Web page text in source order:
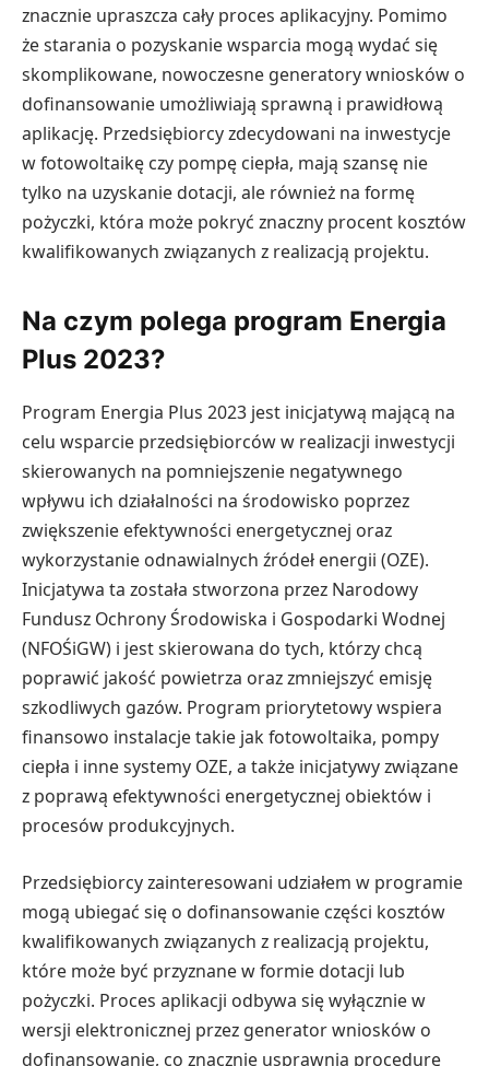
znacznie upraszcza cały proces aplikacyjny. Pomimo
że starania o pozyskanie wsparcia mogą wydać się
skomplikowane, nowoczesne generatory wniosków o
dofinansowanie umożliwiają sprawną i prawidłową
aplikację. Przedsiębiorcy zdecydowani na inwestycje
w fotowoltaikę czy pompę ciepła, mają szansę nie
tylko na uzyskanie dotacji, ale również na formę
pożyczki, która może pokryć znaczny procent kosztów
kwalifikowanych związanych z realizacją projektu.
Na czym polega program Energia
Plus 2023?
Program Energia Plus 2023 jest inicjatywą mającą na
celu wsparcie przedsiębiorców w realizacji inwestycji
skierowanych na pomniejszenie negatywnego
wpływu ich działalności na środowisko poprzez
zwiększenie efektywności energetycznej oraz
wykorzystanie odnawialnych źródeł energii (OZE).
Inicjatywa ta została stworzona przez Narodowy
Fundusz Ochrony Środowiska i Gospodarki Wodnej
(NFOŚiGW) i jest skierowana do tych, którzy chcą
poprawić jakość powietrza oraz zmniejszyć emisję
szkodliwych gazów. Program priorytetowy wspiera
finansowo instalacje takie jak fotowoltaika, pompy
ciepła i inne systemy OZE, a także inicjatywy związane
z poprawą efektywności energetycznej obiektów i
procesów produkcyjnych.
Przedsiębiorcy zainteresowani udziałem w programie
mogą ubiegać się o dofinansowanie części kosztów
kwalifikowanych związanych z realizacją projektu,
które może być przyznane w formie dotacji lub
pożyczki. Proces aplikacji odbywa się wyłącznie w
wersji elektronicznej przez generator wniosków o
dofinansowanie, co znacznie usprawnia procedurę